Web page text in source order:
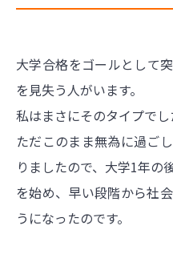
大学合格をゴールとして
を見失う人がいます。
私はまさにそのタイプでし
ただこのまま無為に過ご
りましたので、大学1年の
を始め、早い段階から社
うになったのです。